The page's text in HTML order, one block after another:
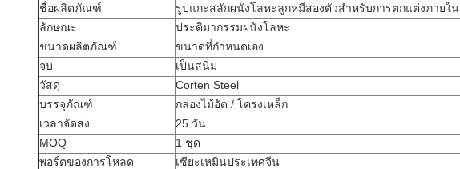
ชื่อผลิตภัณฑ์
รูปแกะสลักผนังโลหะลูกหมีสองตัวสำหรับการตกแต่งภายใน
ลักษณะ
ประติมากรรมผนังโลหะ
ขนาดผลิตภัณฑ์
ขนาดที่กำหนดเอง
จบ
เป็นสนิม
วัสดุ
Corten Steel
บรรจุภัณฑ์
กล่องไม้อัด / โครงเหล็ก
เวลาจัดส่ง
25 วัน
MOQ
1 ชุด
พอร์ตของการโหลด
เซียะเหมินประเทศจีน